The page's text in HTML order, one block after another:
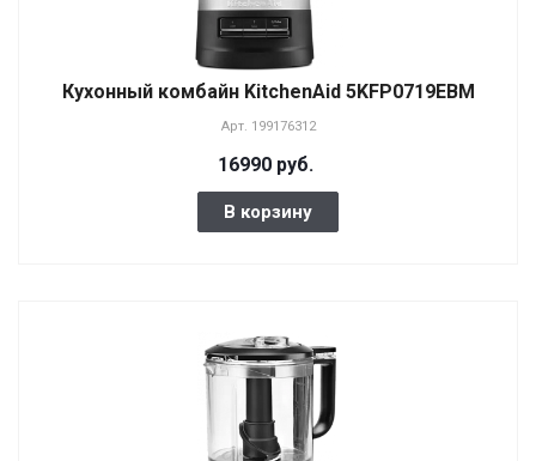
Кухонный комбайн KitchenAid 5KFP0719EBM
Арт. 199176312
16990 руб.
В корзину